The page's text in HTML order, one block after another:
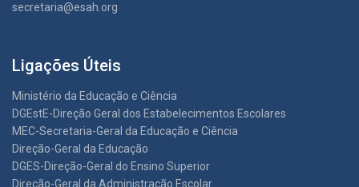
secretaria@esah.org
Ligações Úteis
Ministério da Educação e Ciência
DGEstE-Direção Geral dos Estabelecimentos Escolares
MEC-Secretaria-Geral da Educação e Ciência
Direção-Geral da Educação
DGES-Direção-Geral do Ensino Superior
Direção-Geral da Administração Escolar